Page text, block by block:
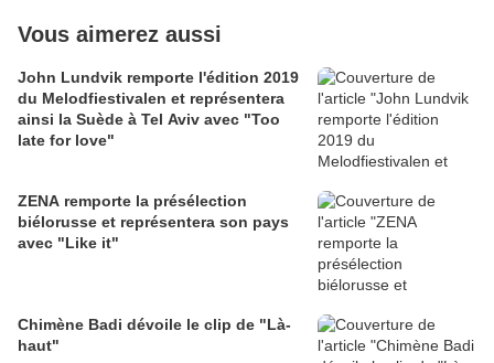
Vous aimerez aussi
John Lundvik remporte l'édition 2019
du Melodfiestivalen et représentera
ainsi la Suède à Tel Aviv avec "Too
late for love"
ZENA remporte la présélection
biélorusse et représentera son pays
avec "Like it"
Chimène Badi dévoile le clip de "Là-
haut"